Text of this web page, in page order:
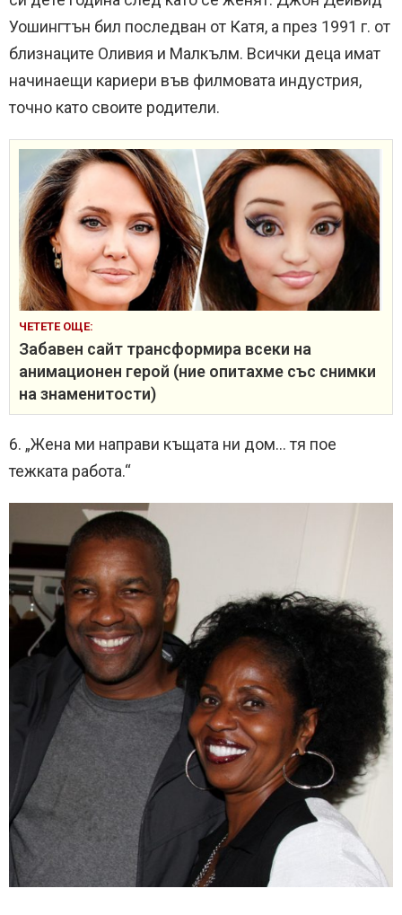
Уошингтън бил последван от Катя, а през 1991 г. от
близнаците Оливия и Малкълм. Всички деца имат
начинаещи кариери във филмовата индустрия,
точно като своите родители.
ЧЕТЕТЕ ОЩЕ:
Забавен сайт трансформира всеки на
анимационен герой (ние опитахме със снимки
на знаменитости)
6. „Жена ми направи къщата ни дом… тя пое
тежката работа.“